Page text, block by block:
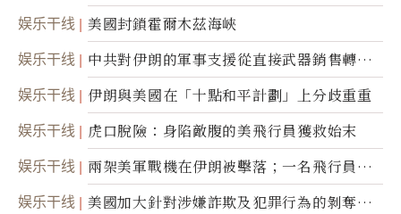
美軍基地的衛星影像
娱乐干线 美國封鎖霍爾木茲海峽
娱乐干线
中共對伊朗的軍事支援從直接武器銷售轉向
間接技術轉讓
娱乐干线 伊朗與美國在「十點和平計劃」上分歧重重
娱乐干线 虎口脫險：身陷敵腹的美飛行員獲救始末
娱乐干线
兩架美軍戰機在伊朗被擊落；一名飛行員失
蹤
娱乐干线
美國加大針對涉嫌詐欺及犯罪行為的剝奪公